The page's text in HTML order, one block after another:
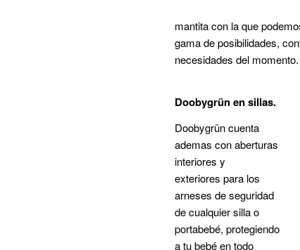
mantita con la que
gama de posibilidades,
necesidades del
Doobygrün en sillas.
Doobygrün cuenta
ademas con aberturas
interiores y
exteriores para los
arneses de seguridad
de cualquier silla o
portabebé, protegiendo
a tu bebé en todo